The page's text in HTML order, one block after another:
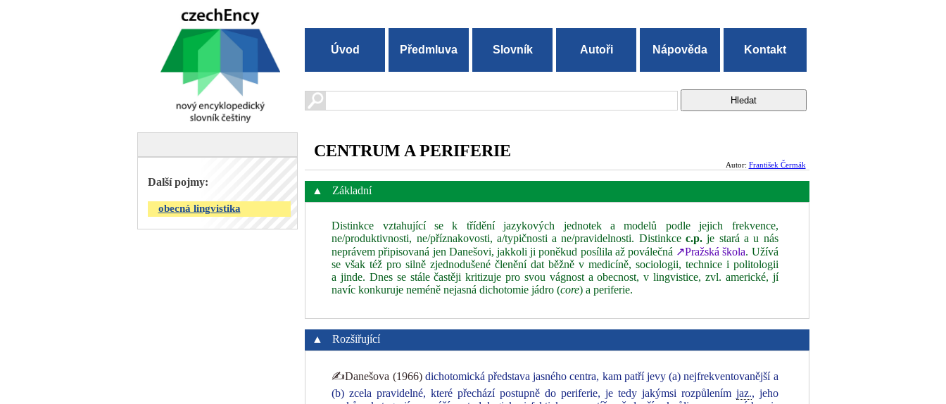
Úvod Předmluva Slovník Autoři Nápověda Kontakt
CENTRUM A PERIFERIE
Autor: František Čermák
▲ Základní
Distinkce vztahující se k třídění jazykových jednotek a modelů podle jejich frekvence,
ne/produktivnosti, ne/příznakovosti, a/typičnosti a ne/pravidelnosti. Distinkcec.p. je stará a u nás
neprávem připisovaná jen Danešovi, jakkoli ji poněkud posílila až poválečná ↗Pražská škola. Užívá
se však též pro silně zjednodušené členění dat běžně v medicíně, sociologii, technice i politologii
a jinde. Dnes se stále častěji kritizuje pro svou vágnost a obecnost, v lingvistice, zvl. americké, jí
navíc konkuruje neméně nejasná dichotomie jádro (core) a periferie.
▲ Rozšiřující
✍Danešova (1966)dichotomická představa jasného centra, kam patří jevy (a) nejfrekventovanější a
(b) zcela pravidelné, které přechází postupně do periferie, je tedy jakýmsi rozpůlením jaz., jeho
Další pojmy:
obecná lingvistika